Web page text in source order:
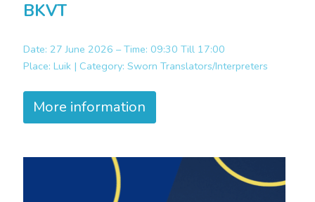
BKVT
Date: 27 June 2026 – Time: 09:30 Till 17:00
Place: Luik | Category: Sworn Translators/Interpreters
More information